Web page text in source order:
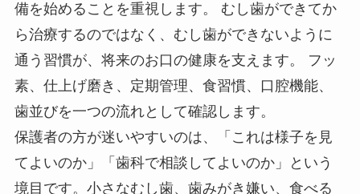
備を始めることを重視します。 むし歯ができてか
ら治療するのではなく、むし歯ができないように
通う習慣が、将来のお口の健康を支えます。 フッ
素、仕上げ磨き、定期管理、食習慣、口腔機能、
歯並びを一つの流れとして確認します。
保護者の方が迷いやすいのは、「これは様子を見
てよいのか」「歯科で相談してよいのか」という
境目です。小さなむし歯、歯みがき嫌い、食べる